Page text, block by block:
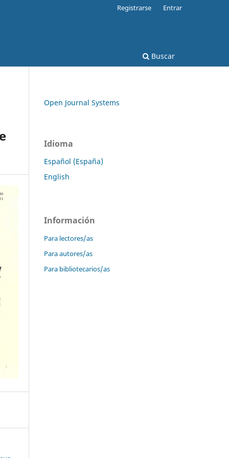
Buscar
Registrarse Entrar
Open Journal Systems
Idioma
Español (España)
English
Información
Para lectores/as
Para autores/as
Para bibliotecarios/as